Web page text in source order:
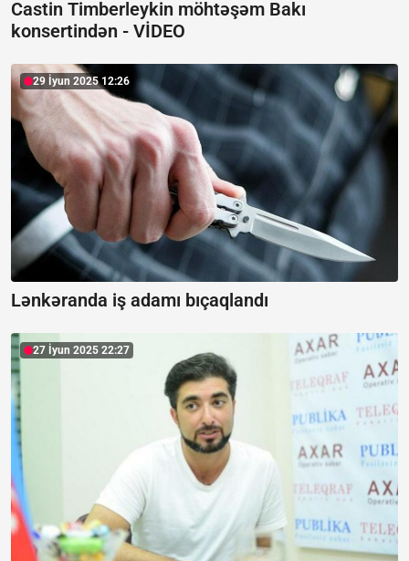
Castin Timberleykin möhtəşəm Bakı
konsertindən - VİDEO
29 İyun 2025 12:26
Lənkəranda iş adamı bıçaqlandı
27 İyun 2025 22:27